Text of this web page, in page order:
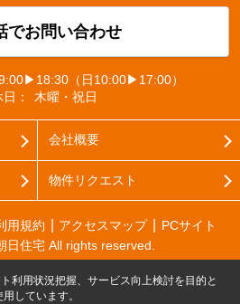
でお問い合わせ
（日10:00▶17:00）
：
木曜・祝日
会社概要
物件リクエスト
用規約 アクセスマップ
PCサイト
日住宅 All rights reserved.
利用状況把握、サービス向上検討を目的と
しています。